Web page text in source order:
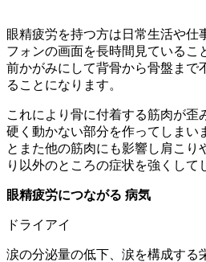
眼精疲労を持つ方は日常生活や仕
フォンの画面を長時間見ているこ
前かがみにして背骨から骨盤まで
ることになります。
これにより骨に付着する筋肉が歪
硬く動かない部分を作ってしまい
とまた他の筋肉にも影響し肩こり
り以外のところの症状を強くして
眼精疲労につながる 病気
ドライアイ
涙の分泌量の低下、涙を構成する